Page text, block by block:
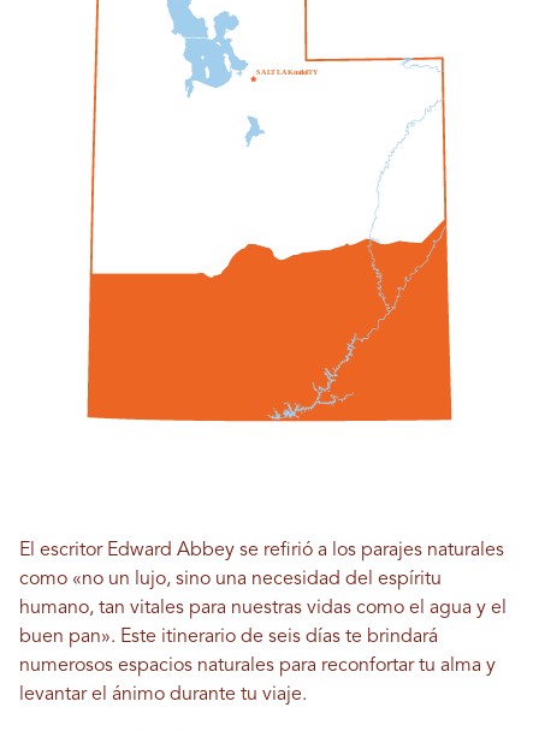
SALTLAKmidoITY
El escritor Edward Abbey se refirió a los parajes naturales
como «no un lujo, sino una necesidad del espíritu
humano, tan vitales para nuestras vidas como el agua y el
buen pan». Este itinerario de seis días te brindará
numerosos espacios naturales para reconfortar tu alma y
levantar el ánimo durante tu viaje.